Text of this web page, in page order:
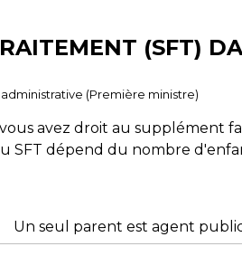
(SFT)
(Première ministre)
avez droit au supplément
SFT dépend du nombre
Un seul parent est agent